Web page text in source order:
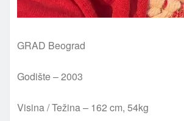
GRAD Beograd
Godište – 2003
Visina / Težina – 162 cm, 54kg